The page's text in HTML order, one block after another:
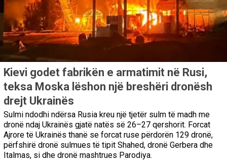
Kievi godet fabrikën e armatimit në Rusi,
teksa Moska lëshon një breshëri dronësh
drejt Ukrainës
Sulmi ndodhi ndërsa Rusia kreu një tjetër sulm të madh me
dronë ndaj Ukrainës gjatë natës së 26–27 qershorit. Forcat
Ajrore të Ukrainës thanë se forcat ruse përdorën 129 dronë,
përfshirë dronë sulmues të tipit Shahed, dronë Gerbera dhe
Italmas, si dhe dronë mashtrues Parodiya.